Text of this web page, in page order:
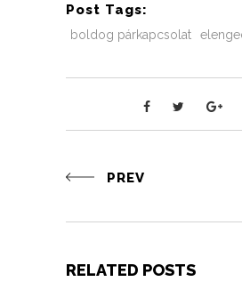
Post Tags:
boldog párkapcsolat
PREV
RELATED POSTS